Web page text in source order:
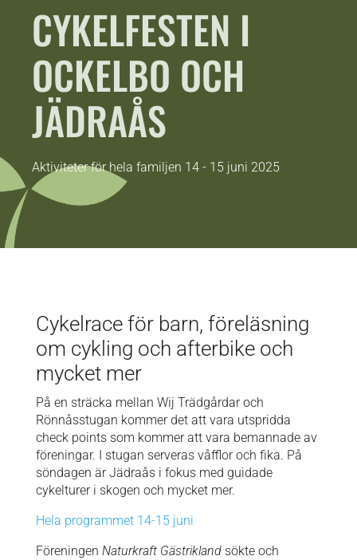
CYKELFESTEN I
OCKELBO OCH
JÄDRAÅS
Aktiviteter för hela familjen 14 - 15 juni 2025
Cykelrace för barn, föreläsning
om cykling och afterbike och
mycket mer
På en sträcka mellan Wij Trädgårdar och
Rönnåsstugan kommer det att vara utspridda
check points som kommer att vara bemannade av
föreningar. I stugan serveras våfflor och fika. På
söndagen är Jädraås i fokus med guidade
cykelturer i skogen och mycket mer.
Hela programmet 14-15 juni
Föreningen Naturkraft Gästriklandsökte och